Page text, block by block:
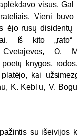
visus. Gal
Vieni
ėjo rusų disidentų
Iš kito „rato“
O.
kny­gos,
platėjo, kai
K. Kebliu, V.
su išeivijos